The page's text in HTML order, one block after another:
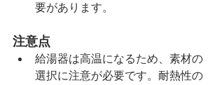
要があります。
注意点
給湯器は高温になるため、素材の
選択に注意が必要です。耐熱性の